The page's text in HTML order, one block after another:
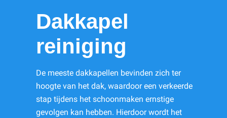
Dakkapel
reiniging
De meeste dakkapellen bevinden zich ter
hoogte van het dak, waardoor een verkeerde
stap tijdens het schoonmaken ernstige
gevolgen kan hebben. Hierdoor wordt het